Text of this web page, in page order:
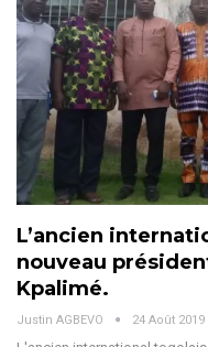
L’ancien
nouveau
Kpalimé.
Justin AGBEVO 24 Août 2019